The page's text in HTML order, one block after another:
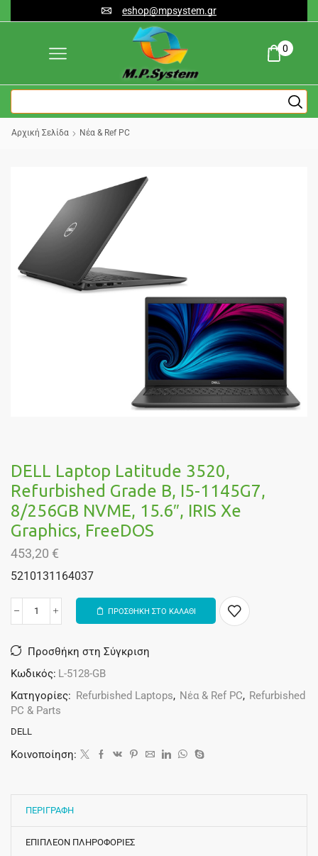
eshop@mpsystem.gr
0
Αρχική Σελίδα Νέα & Ref PC
DELL Laptop Latitude 3520,
Refurbished Grade B, I5-1145G7,
8/256GB NVME, 15.6″, IRIS Xe
Graphics, FreeDOS
453,20 €
5210131164037
ΠΡΟΣΘΗΚΗ ΣΤΟ ΚΑΛΑΘΙ
Προσθήκη στη Σύγκριση
Κωδικός: L-5128-GB
Κατηγορίες: Refurbished Laptops, Νέα & Ref PC, Refurbished
PC & Parts
DELL
Κοινοποίηση:
ΠΕΡΙΓΡΑΦΗ
ΕΠΙΠΛΕΟΝ ΠΛΗΡΟΦΟΡΙΕΣ